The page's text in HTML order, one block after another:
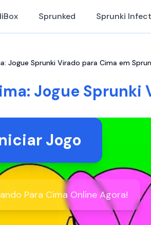
Sprunked Sprunki
Jogue Sprunki Virado para Cima em
Jogue Sprunki
Jogo
Para Cima Online Agora!